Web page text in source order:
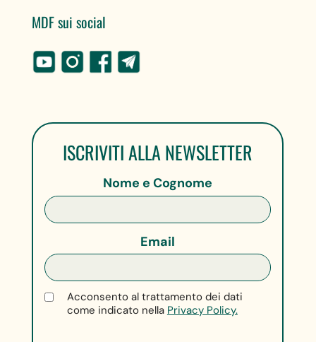
MDF sui social
ISCRIVITI ALLA NEWSLETTER
Nome e Cognome
Email
Acconsento al trattamento dei dati
come indicato nella Privacy Policy.